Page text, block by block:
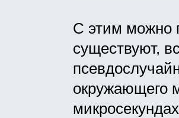
С этим можно
существуют,
окружающего